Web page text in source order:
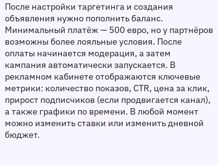
После настройки таргетинга и создания
объявления нужно пополнить баланс.
Минимальный платёж — 500 евро, но у партнёров
возможны более лояльные условия. После
оплаты начинается модерация, а затем
кампания автоматически запускается. В
рекламном кабинете отображаются ключевые
метрики: количество показов, CTR, цена за клик,
прирост подписчиков (если продвигается канал),
а также графики по времени. В любой момент
можно изменить ставки или изменить дневной
бюджет.